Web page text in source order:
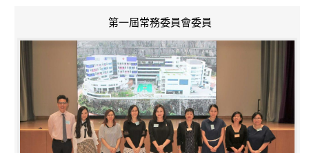
第一屆常務委員會委員